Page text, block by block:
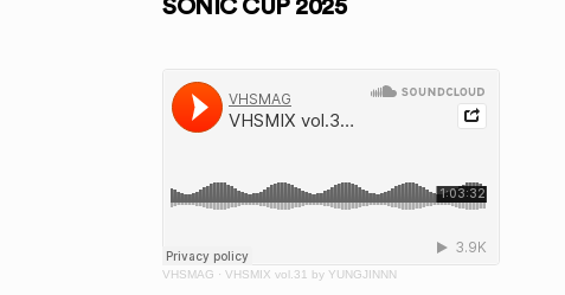
SONIC CUP 2025
VHSMAG · VHSMIX vol.31 by YUNGJINNN